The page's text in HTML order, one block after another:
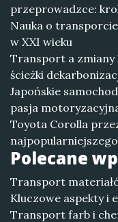
przeprowadzce:
Nauka o
w XXI wieku
Transport a zmiany
ścieżki
Japońskie
pasja
Toyota Corolla
Polecane
Transport
Kluczowe aspekty i
Transport farb i